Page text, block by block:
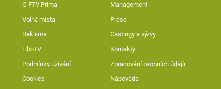
O FTV Prima Management
Volná místa Press
Reklama Castingy a výzvy
HbbTV Kontakty
Podmínky užívání Zpracování osobních údajů
Cookies Nápověda